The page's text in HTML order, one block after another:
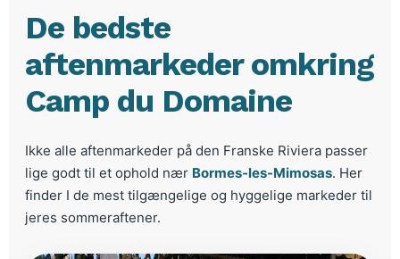
De bedste
aftenmarkeder omkring
Camp du Domaine
Ikke alle aftenmarkeder på den Franske Riviera passer
lige godt til et ophold nær Bormes-les-Mimosas. Her
finder I de mest tilgængelige og hyggelige markeder til
jeres sommeraftener.